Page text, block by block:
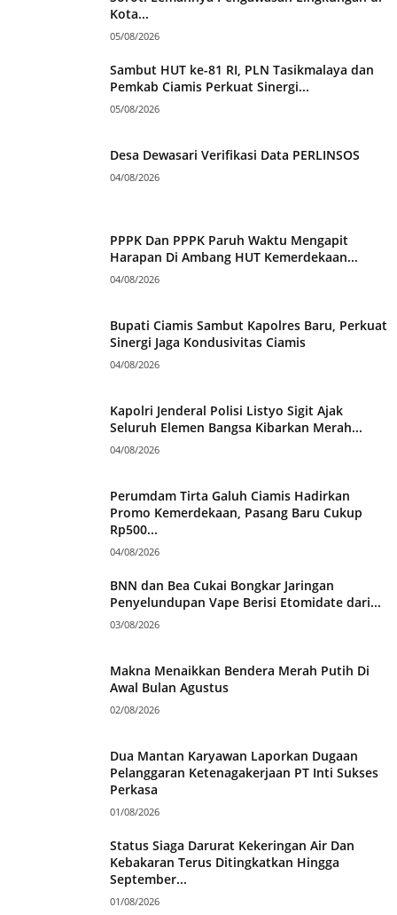
Kota...
05/08/2026
Sambut HUT ke-81 RI, PLN Tasikmalaya dan
Pemkab Ciamis Perkuat Sinergi...
05/08/2026
Desa Dewasari Verifikasi Data PERLINSOS
04/08/2026
PPPK Dan PPPK Paruh Waktu Mengapit
Harapan Di Ambang HUT Kemerdekaan...
04/08/2026
Bupati Ciamis Sambut Kapolres Baru, Perkuat
Sinergi Jaga Kondusivitas Ciamis
04/08/2026
Kapolri Jenderal Polisi Listyo Sigit Ajak
Seluruh Elemen Bangsa Kibarkan Merah...
04/08/2026
Perumdam Tirta Galuh Ciamis Hadirkan
Promo Kemerdekaan, Pasang Baru Cukup
Rp500...
04/08/2026
BNN dan Bea Cukai Bongkar Jaringan
Penyelundupan Vape Berisi Etomidate dari...
03/08/2026
Makna Menaikkan Bendera Merah Putih Di
Awal Bulan Agustus
02/08/2026
Dua Mantan Karyawan Laporkan Dugaan
Pelanggaran Ketenagakerjaan PT Inti Sukses
Perkasa
01/08/2026
Status Siaga Darurat Kekeringan Air Dan
Kebakaran Terus Ditingkatkan Hingga
September...
01/08/2026